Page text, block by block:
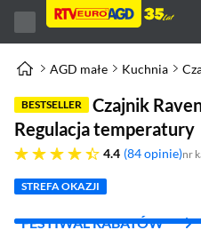
AGD małe Kuchnia
BESTSELLER
Czajnik
Regulacja temperatury
4.4
4.4 gwiazdek 84 opinie nr
STREFA OKAZJI
FESTIWAL RABATÓW